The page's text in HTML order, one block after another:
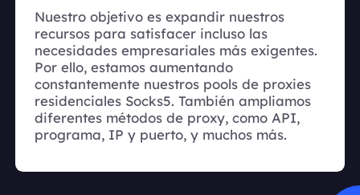
Nuestro objetivo es expandir nuestros
recursos para satisfacer incluso las
necesidades empresariales más exigentes.
Por ello, estamos aumentando
constantemente nuestros pools de proxies
residenciales Socks5. También ampliamos
diferentes métodos de proxy, como API,
programa, IP y puerto, y muchos más.